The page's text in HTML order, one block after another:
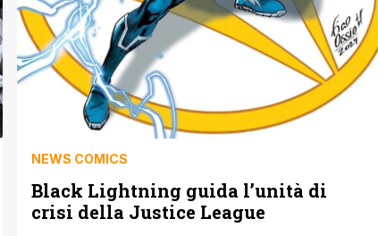
NEWS COMICS
Black Lightning guida l’unità di
crisi della Justice League